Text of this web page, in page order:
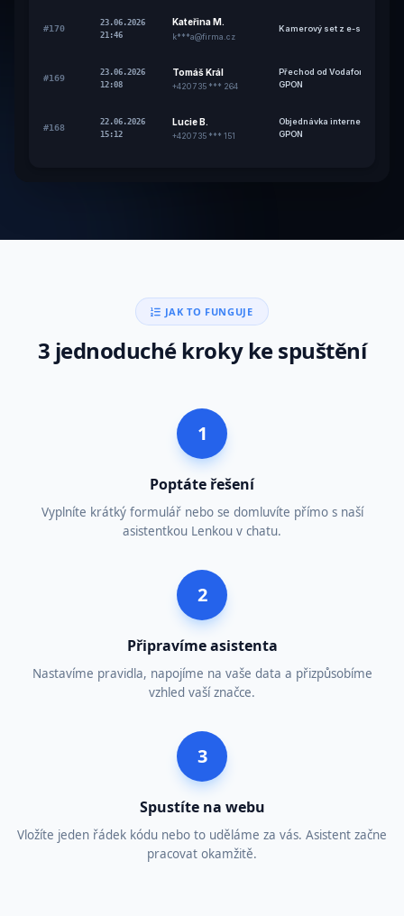
#170
23.06.2026
21:46
Kateřina M.
k***a@firma.cz
Kamerový set z e-shopu
#169
23.06.2026
12:08
Tomáš Král
+420 735 *** 264
Přechod od Vodafone –
GPON
#168
22.06.2026
15:12
Lucie B.
+420 735 *** 151
Objednávka internetu
GPON
JAK TO FUNGUJE
3 jednoduché kroky ke spuštění
1
Poptáte řešení
Vyplníte krátký formulář nebo se domluvíte přímo s naší
asistentkou Lenkou v chatu.
2
Připravíme asistenta
Nastavíme pravidla, napojíme na vaše data a přizpůsobíme
vzhled vaší značce.
3
Spustíte na webu
Vložíte jeden řádek kódu nebo to uděláme za vás. Asistent začne
pracovat okamžitě.